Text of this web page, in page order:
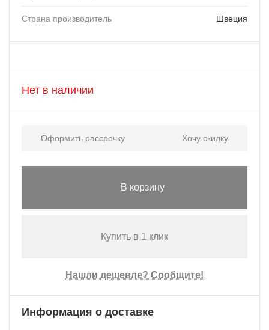
Страна производитель Швеция
Нет в наличии
Оформить рассрочку Хочу скидку
В корзину
Купить в 1 клик
Нашли дешевле? Сообщите!
Информация о доставке